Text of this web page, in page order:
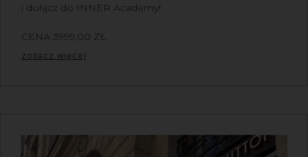
i dołącz do INNER Academy!
CENA 3999,00 ZŁ
zobacz więcej